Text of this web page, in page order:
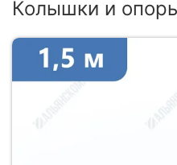
Колышки и